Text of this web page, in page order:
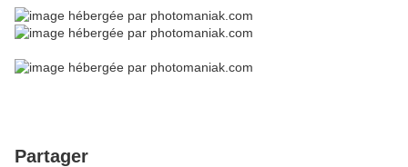
Partager